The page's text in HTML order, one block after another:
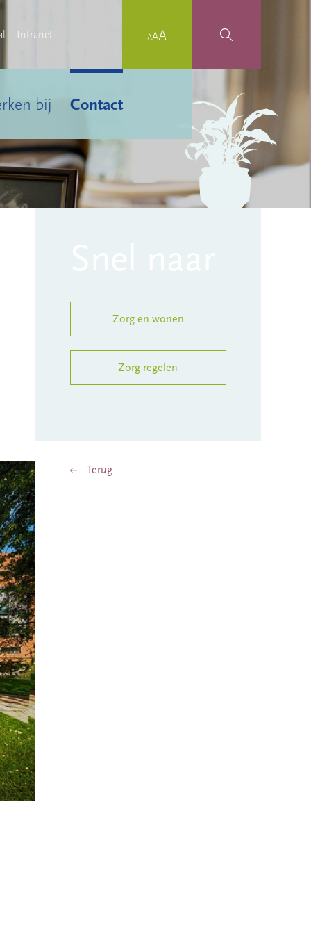
Intranet
bij Contact
Zorg en wonen
Zorg regelen
Terug